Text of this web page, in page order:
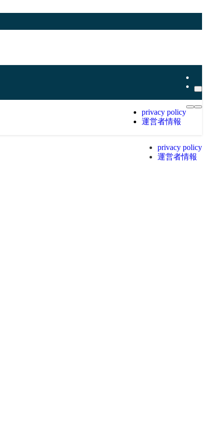
privacy policy
運営者情報
privacy policy
運営者情報